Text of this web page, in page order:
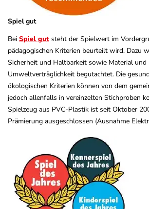
Spiel gut
Bei Spiel gut steht der Spielwert im
pädagogischen Kriterien beurteilt wird. Dazu
Sicherheit und Haltbarkeit sowie Material und
Umweltverträglichkeit begutachtet. Die
ökologischen Kriterien können von dem
jedoch allenfalls in vereinzelten Stichproben
Spielzeug aus PVC-Plastik ist seit Oktober
Prämierung ausgeschlossen (Ausnahme